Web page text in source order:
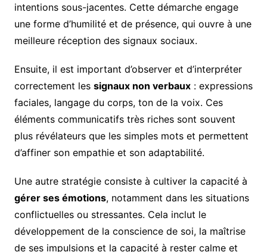
intentions sous-jacentes. Cette démarche engage
une forme d’humilité et de présence, qui ouvre à une
meilleure réception des signaux sociaux.
Ensuite, il est important d’observer et d’interpréter
correctement les signaux non verbaux: expressions
faciales, langage du corps, ton de la voix. Ces
éléments communicatifs très riches sont souvent
plus révélateurs que les simples mots et permettent
d’affiner son empathie et son adaptabilité.
Une autre stratégie consiste à cultiver la capacité à
gérer ses émotions, notamment dans les situations
conflictuelles ou stressantes. Cela inclut le
développement de la conscience de soi, la maîtrise
de ses impulsions et la capacité à rester calme et